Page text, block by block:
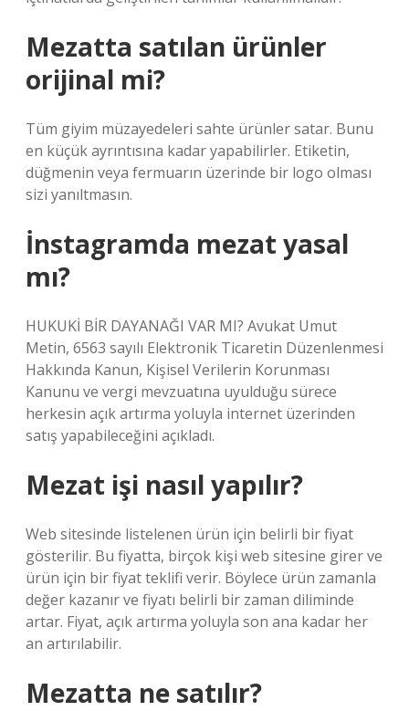
Mezatta satılan ürünler
orijinal mi?
Tüm giyim müzayedeleri sahte ürünler satar. Bunu
en küçük ayrıntısına kadar yapabilirler. Etiketin,
düğmenin veya fermuarın üzerinde bir logo olması
sizi yanıltmasın.
İnstagramda mezat yasal
mı?
HUKUKİ BİR DAYANAĞI VAR MI? Avukat Umut
Metin, 6563 sayılı Elektronik Ticaretin Düzenlenmesi
Hakkında Kanun, Kişisel Verilerin Korunması
Kanunu ve vergi mevzuatına uyulduğu sürece
herkesin açık artırma yoluyla internet üzerinden
satış yapabileceğini açıkladı.
Mezat işi nasıl yapılır?
Web sitesinde listelenen ürün için belirli bir fiyat
gösterilir. Bu fiyatta, birçok kişi web sitesine girer ve
ürün için bir fiyat teklifi verir. Böylece ürün zamanla
değer kazanır ve fiyatı belirli bir zaman diliminde
artar. Fiyat, açık artırma yoluyla son ana kadar her
an artırılabilir.
Mezatta ne satılır?